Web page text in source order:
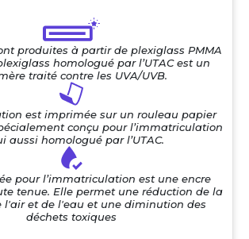
produites à partir de plexiglass PMMA
homologué par l’UTAC est un
traité contre les UVA/UVB.
est imprimée sur un rouleau papier
conçu pour l’immatriculation
aussi homologué par l’UTAC.
pour l’immatriculation est une encre
tenue. Elle permet une réduction de la
l'air et de l'eau et une diminution des
déchets toxiques